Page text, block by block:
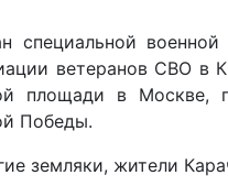
специальной
ветеранов СВО в
площади в Москве,
Победы.
земляки, жители